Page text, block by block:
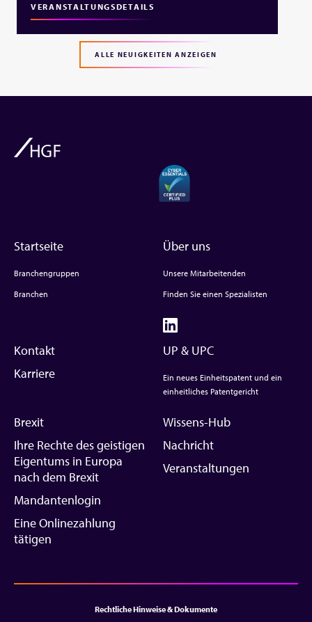
VERANSTALTUNGSDETAILS
ALLE NEUIGKEITEN ANZEIGEN
Startseite
Branchengruppen
Branchen
Über uns
Unsere Mitarbeitenden
Finden Sie einen Spezialisten
Kontakt
Karriere
UP & UPC
Ein neues Einheitspatent und ein
einheitliches Patentgericht
Brexit
Ihre Rechte des geistigen
Eigentums in Europa
nach dem Brexit
Mandantenlogin
Eine Onlinezahlung
tätigen
Wissens-Hub
Nachricht
Veranstaltungen
Rechtliche Hinweise & Dokumente